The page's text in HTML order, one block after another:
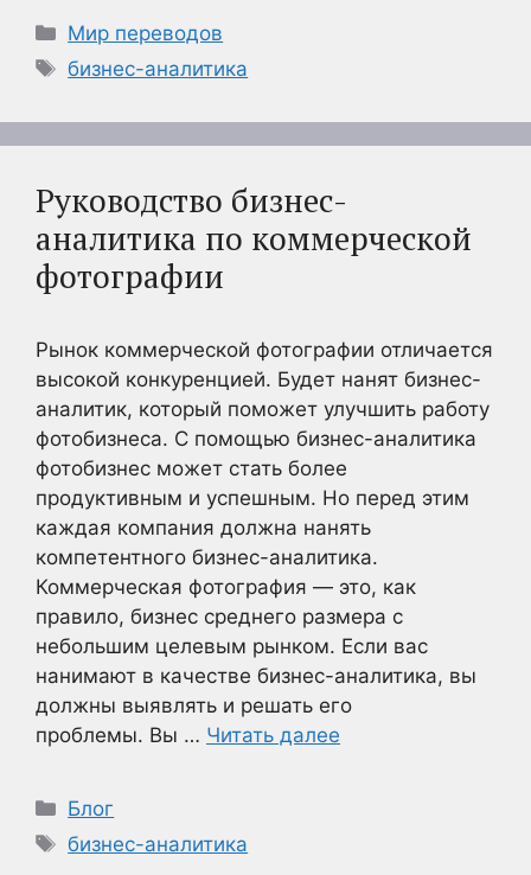
Рубрики
Мир переводов
Метки
бизнес-аналитика
Руководство бизнес-
аналитика по коммерческой
фотографии
Рынок коммерческой фотографии отличается
высокой конкуренцией. Будет нанят бизнес-
аналитик, который поможет улучшить работу
фотобизнеса. С помощью бизнес-аналитика
фотобизнес может стать более
продуктивным и успешным. Но перед этим
каждая компания должна нанять
компетентного бизнес-аналитика.
Коммерческая фотография — это, как
правило, бизнес среднего размера с
небольшим целевым рынком. Если вас
нанимают в качестве бизнес-аналитика, вы
должны выявлять и решать его
проблемы. Вы … Читать далее
Рубрики
Блог
Метки
бизнес-аналитика